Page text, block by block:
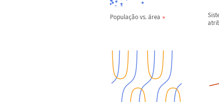
População vs.área